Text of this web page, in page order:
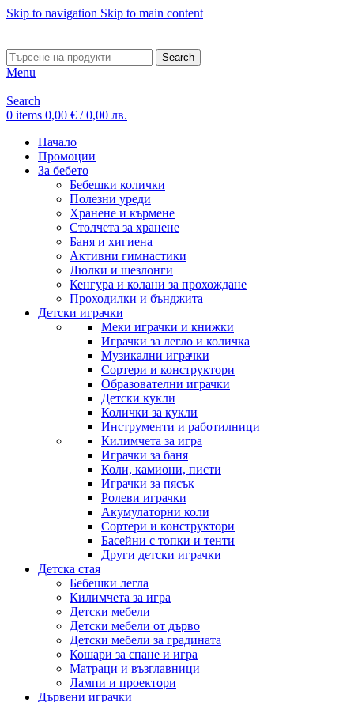
Skip to navigation Skip to main content
Search
Menu
Search
0 items 0,00 € / 0,00 лв.
Начало
Промоции
За бебето
Бебешки колички
Полезни уреди
Хранене и кърмене
Столчета за хранене
Баня и хигиена
Активни гимнастики
Люлки и шезлонги
Кенгура и колани за прохождане
Проходилки и бънджита
Детски играчки
Меки играчки и книжки
Играчки за легло и количка
Музикални играчки
Сортери и конструктори
Образователни играчки
Детски кукли
Колички за кукли
Инструменти и работилници
Килимчета за игра
Играчки за баня
Коли, камиони, писти
Играчки за пясък
Ролеви играчки
Акумулаторни коли
Сортери и конструктори
Басейни с топки и тенти
Други детски играчки
Детска стая
Бебешки легла
Килимчета за игра
Детски мебели
Детски мебели от дърво
Детски мебели за градината
Кошари за спане и игра
Матраци и възглавници
Лампи и проектори
Дървени играчки